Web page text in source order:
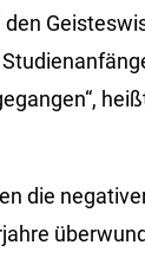
den
die